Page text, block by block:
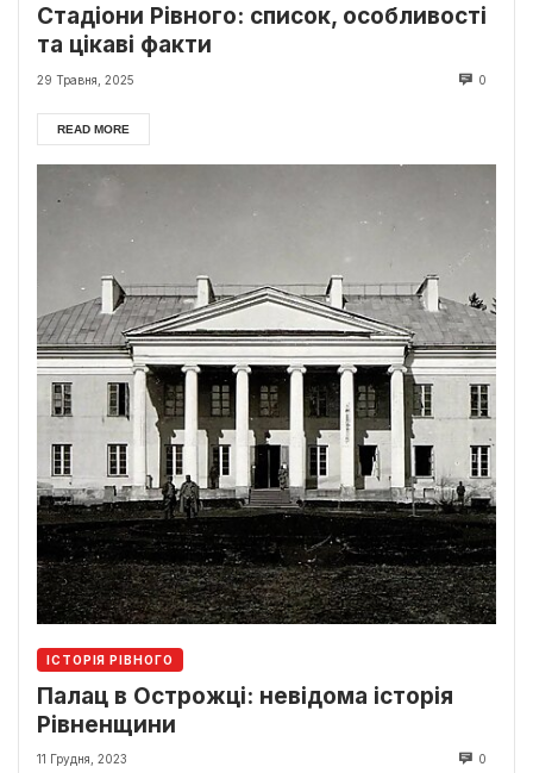
Стадіони Рівного: список, особливості
та цікаві факти
29 Травня, 2025 0
READ MORE
ІСТОРІЯ РІВНОГО
Палац в Острожці: невідома історія
Рівненщини
11 Грудня, 2023 0